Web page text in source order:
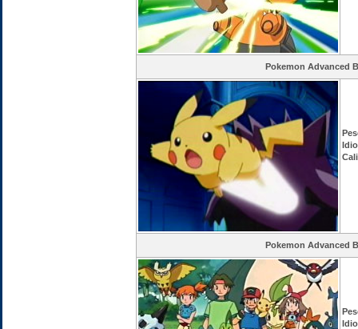
Pokemon Advanced
Pokemon Advanced